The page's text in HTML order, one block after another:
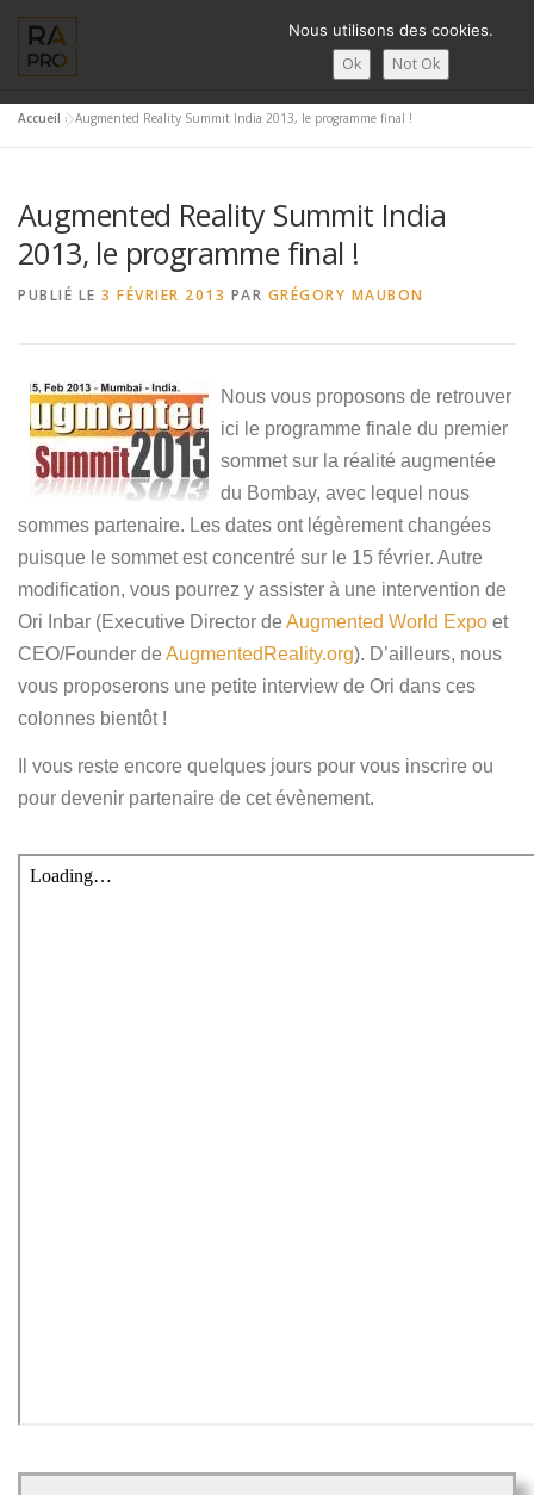
contenu
ACTUALITÉ DE LA RA CONTACTS FRANÇAIS
Deutsch
简体中文
日本語
Español
Accueil »Augmented Reality Summit India 2013, le programme final !
Augmented Reality Summit India
2013, le programme final !
PUBLIÉ LE 3 FÉVRIER 2013 PAR GRÉGORY MAUBON
Nous vous proposons de retrouver
ici le programme finale du premier
sommet sur la réalité augmentée
du Bombay, avec lequel nous
sommes partenaire. Les dates ont légèrement changées
puisque le sommet est concentré sur le 15 février. Autre
modification, vous pourrez y assister à une intervention de
Ori Inbar (Executive Director de Augmented World Expo et
CEO/Founder de AugmentedReality.org). D’ailleurs, nous
vous proposerons une petite interview de Ori dans ces
colonnes bientôt !
Il vous reste encore quelques jours pour vous inscrire ou
pour devenir partenaire de cet évènement.
Nous utilisons des cookies.
Ok Not Ok